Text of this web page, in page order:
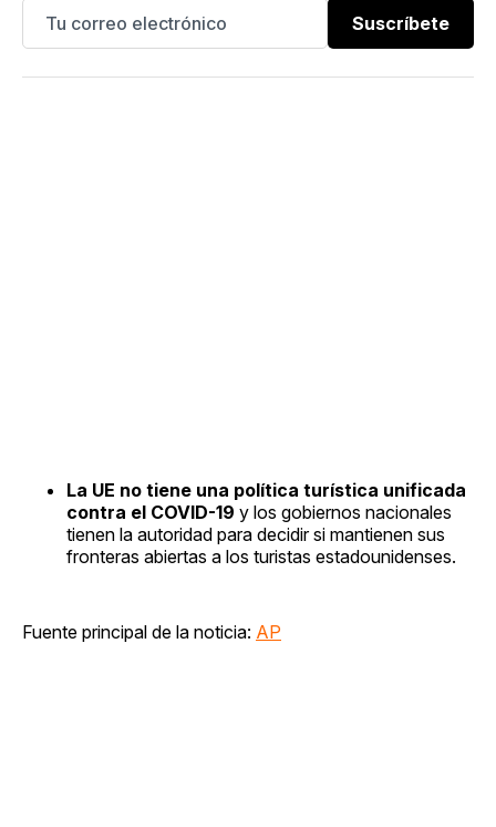
Suscríbete
La UE no tiene una política turística unificada
contra el COVID-19 y los gobiernos nacionales
tienen la autoridad para decidir si mantienen sus
fronteras abiertas a los turistas estadounidenses.
Fuente principal de la noticia: AP